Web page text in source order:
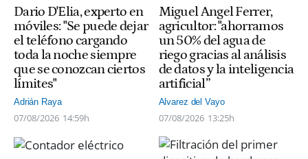
Dario D'Elia, experto en
móviles: "Se puede dejar
el teléfono cargando
toda la noche siempre
que se conozcan ciertos
límites"
Adrián Raya
07/08/2026 14:59h
Miguel Angel Ferrer,
agricultor: "ahorramos
un 50% del agua de
riego gracias al análisis
de datos y la inteligencia
artificial”
Alvarez del Vayo
07/08/2026 13:25h